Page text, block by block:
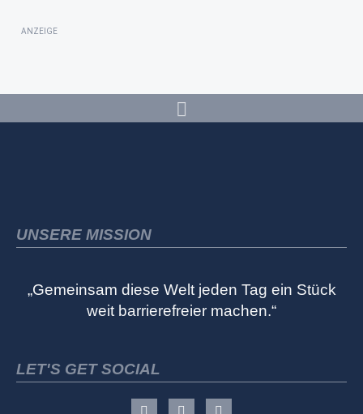
ANZEIGE
UNSERE MISSION
„Gemeinsam diese Welt jeden Tag ein Stück
weit barrierefreier machen.“
LET'S GET SOCIAL